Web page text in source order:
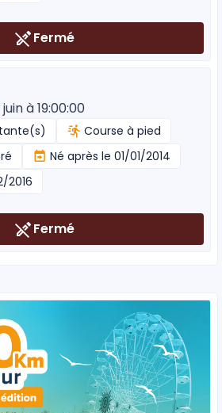
Fermé
à 19:00:00
Course à pied
Né après le 01/01/2014
2016
Fermé